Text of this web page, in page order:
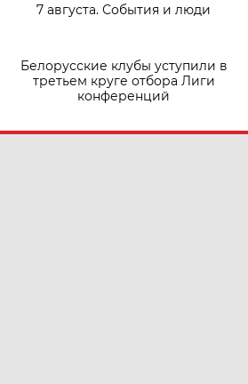
7 августа. События и люди
Белорусские клубы уступили в
третьем круге отбора Лиги
конференций